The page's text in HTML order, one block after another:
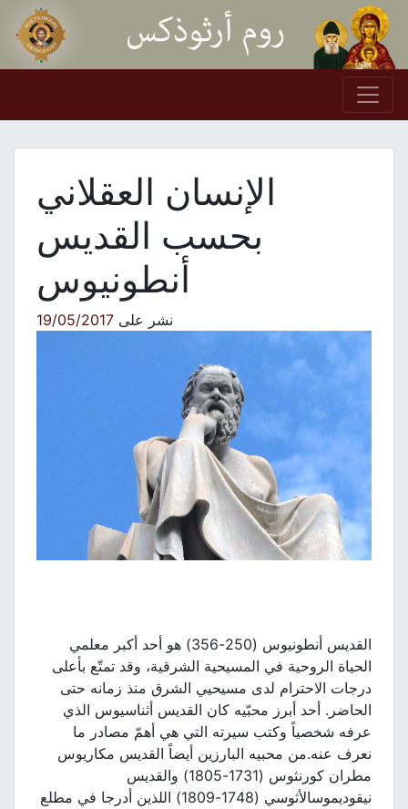
Skip to content
Main Navigation
الإنسان العقلاني
بحسب القديس
أنطونيوس
نشر على19/05/2017
القديس أنطونيوس (250-356) هو أحد أكبر معلمي
الحياة الروحية في المسيحية الشرقية، وقد تمتّع بأعلى
درجات الاحترام لدى مسيحيي الشرق منذ زمانه حتى
الحاضر. أحد أبرز محبّيه كان القديس أثناسيوس الذي
عرفه شخصياً وكتب سيرته التي هي أهمّ مصادر ما
نعرف عنه.من محبيه البارزين أيضاً القديس مكاريوس
مطران كورنثوس (1731-1805) والقديس
نيقوديموسالأثوسي (1748-1809) اللذين أدرجا في مطلع